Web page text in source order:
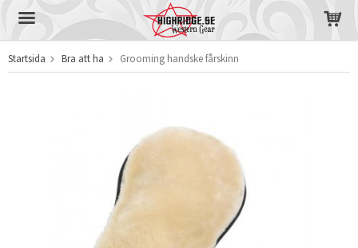
Produkten har blivit tillagd i varukorgen
Startsida Bra att ha Grooming handske fårskinn